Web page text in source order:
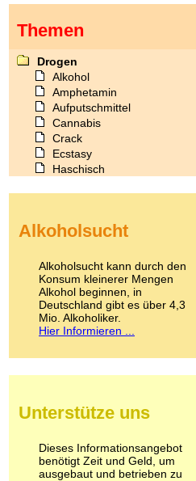
Themen
Drogen
Alkohol
Amphetamin
Aufputschmittel
Cannabis
Crack
Ecstasy
Haschisch
Kokain
LSD
Marihuana
Medikamente
Meskalin
Metamphetamin
Methadon
Pilze
Psychopharmaka
Schlafmittel
Schmerzmittel
Alkoholsucht
Alkoholsucht kann durch den
Konsum kleinerer Mengen
Alkohol beginnen, in
Deutschland gibt es über 4,3
Mio. Alkoholiker.
Hier Informieren ...
Unterstütze uns
Dieses Informationsangebot
benötigt Zeit und Geld, um
ausgebaut und betrieben zu